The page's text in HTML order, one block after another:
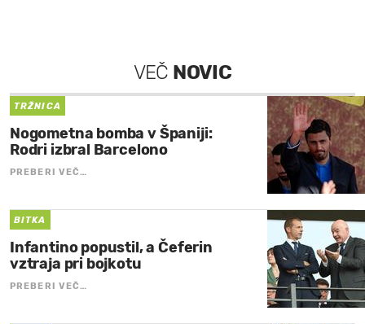
VEČ NOVIC
TRŽNICA
Nogometna bomba v Španiji:
Rodri izbral Barcelono
PREBERI VEČ…
BITKA
Infantino popustil, a Čeferin
vztraja pri bojkotu
PREBERI VEČ…